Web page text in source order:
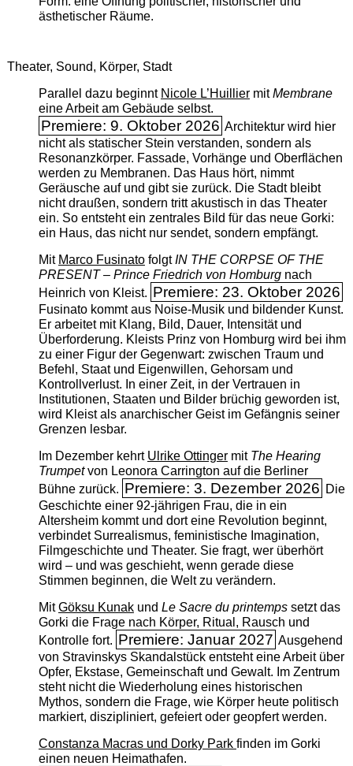
ästhetischer Räume.
Theater, Sound, Körper, Stadt
Parallel dazu beginnt Nicole L’Huilliermit ­Membrane
eine Arbeit am Gebäude selbst.
Premiere: 9. Oktober 2026 Architektur wird hier
nicht als statischer Stein verstanden, sondern als
Resonanzkörper. Fassade, Vorhänge und Oberflächen
werden zu Membranen. Das Haus hört, nimmt
Geräusche auf und gibt sie zurück. Die Stadt bleibt
nicht draußen, sondern tritt akustisch in das Theater
ein. So entsteht ein zentrales Bild für das neue Gorki:
ein Haus, das nicht nur sendet, sondern empfängt.
Mit Marco FusinatofolgtIN THE CORPSE OF THE
PRESENT – Prince Friedrich von Homburgnach
Heinrich von Kleist. Premiere: 23. Oktober 2026
Fusinato kommt aus Noise-Musik und bildender Kunst.
Er arbeitet mit Klang, Bild, Dauer, Intensität und
Überforderung. Kleists Prinz von Homburg wird bei ihm
zu einer Figur der Gegenwart: zwischen Traum und
Befehl, Staat und Eigenwillen, Gehorsam und
Kontrollverlust. In einer Zeit, in der Vertrauen in
Institutionen, Staaten und Bilder brüchig geworden ist,
wird Kleist als anarchischer Geist im Gefängnis seiner
Grenzen lesbar.
Im Dezember kehrt Ulrike Ottingermit The ­Hearing
Trumpetvon Leonora Carrington auf die Berliner
Bühne zurück. Premiere: 3. Dezember 2026 Die
Geschichte einer 92-jährigen Frau, die in ein
Altersheim kommt und dort eine Revolution beginnt,
verbindet Surrealismus, feministische Imagination,
Filmgeschichte und Theater. Sie fragt, wer überhört
wird – und was geschieht, wenn gerade diese
Stimmen beginnen, die Welt zu verändern.
MitGöksu Kunakund Le Sacre du printempssetzt das
Gorki die Frage nach Körper, Ritual, Rausch und
Kontrolle fort. Premiere: Januar 2027 Ausgehend
von Stravinskys Skandalstück entsteht eine Arbeit über
Opfer, Ekstase, Gemeinschaft und Gewalt. Im Zentrum
steht nicht die Wiederholung eines historischen
Mythos, sondern die Frage, wie Körper heute politisch
markiert, diszipliniert, gefeiert oder geopfert werden.
Constanza Macras und Dorky Park finden im Gorki
einen neuen Heimathafen.